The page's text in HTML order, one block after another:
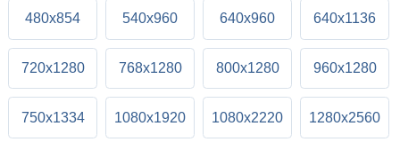
480x854 540x960 640x960 640x1136
720x1280 768x1280 800x1280 960x1280
750x1334 1080x1920 1080x2220 1280x2560